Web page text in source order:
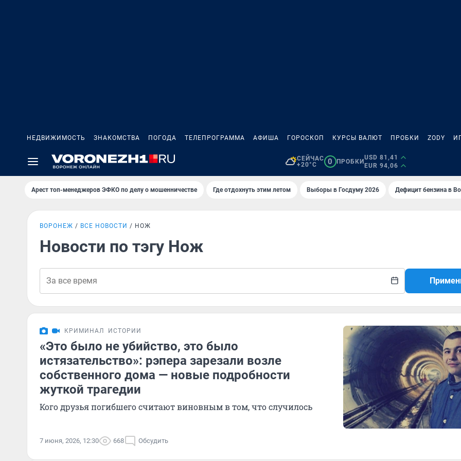
НЕДВИЖИМОСТЬ ЗНАКОМСТВА ПОГОДА ТЕЛЕПРОГРАММА АФИША ГОРОСКОП КУРСЫ ВАЛЮТ ПРОБКИ ZODY
СЕЙЧАС
+20°C
0 ПРОБКИ
USD 81,41
EUR 94,06
Арест топ-менеджеров ЭФКО по делу о мошенничестве Где отдохнуть этим летом Выборы в Госдуму 2026 Дефицит бензина в
ВОРОНЕЖ ВСЕ НОВОСТИ НОЖ
Новости по тэгу Нож
КРИМИНАЛ ИСТОРИИ
«Это было не убийство, это было
истязательство»: рэпера зарезали возле
собственного дома — новые подробности
жуткой трагедии
Кого друзья погибшего считают виновным в том, что случилось
7 июня, 2026, 12:30 668 Обсудить